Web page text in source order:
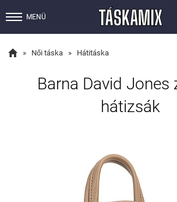
MENÜ
 » Női táska » Hátitáska
Barna David Jones
hátizsák